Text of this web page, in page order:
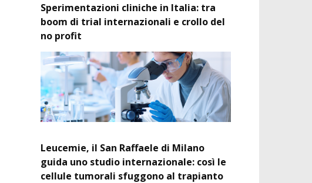
Sperimentazioni cliniche in Italia: tra
boom di trial internazionali e crollo del
no profit
Leucemie, il San Raffaele di Milano
guida uno studio internazionale: così le
cellule tumorali sfuggono al trapianto